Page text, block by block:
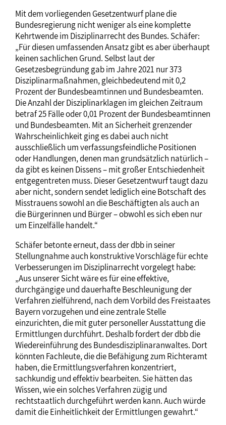
Mit dem vorliegenden Gesetzentwurf plane die
Bundesregierung nicht weniger als eine komplette
Kehrtwende im Disziplinarrecht des Bundes. Schäfer:
„Für diesen umfassenden Ansatz gibt es aber überhaupt
keinen sachlichen Grund. Selbst laut der
Gesetzesbegründung gab im Jahre 2021 nur 373
Disziplinarmaßnahmen, gleichbedeutend mit 0,2
Prozent der Bundesbeamtinnen und Bundesbeamten.
Die Anzahl der Disziplinarklagen im gleichen Zeitraum
betraf 25 Fälle oder 0,01 Prozent der Bundesbeamtinnen
und Bundesbeamten. Mit an Sicherheit grenzender
Wahrscheinlichkeit ging es dabei auch nicht
ausschließlich um verfassungsfeindliche Positionen
oder Handlungen, denen man grundsätzlich natürlich –
da gibt es keinen Dissens – mit großer Entschiedenheit
entgegentreten muss. Dieser Gesetzentwurf taugt dazu
aber nicht, sondern sendet lediglich eine Botschaft des
Misstrauens sowohl an die Beschäftigten als auch an
die Bürgerinnen und Bürger – obwohl es sich eben nur
um Einzelfälle handelt.“
Schäfer betonte erneut, dass der dbb in seiner
Stellungnahme auch konstruktive Vorschläge für echte
Verbesserungen im Disziplinarrecht vorgelegt habe:
„Aus unserer Sicht wäre es für eine effektive,
durchgängige und dauerhafte Beschleunigung der
Verfahren zielführend, nach dem Vorbild des Freistaates
Bayern vorzugehen und eine zentrale Stelle
einzurichten, die mit guter personeller Ausstattung die
Ermittlungen durchführt. Deshalb fordert der dbb die
Wiedereinführung des Bundesdisziplinaranwaltes. Dort
könnten Fachleute, die die Befähigung zum Richteramt
haben, die Ermittlungsverfahren konzentriert,
sachkundig und effektiv bearbeiten. Sie hätten das
Wissen, wie ein solches Verfahren zügig und
rechtstaatlich durchgeführt werden kann. Auch würde
damit die Einheitlichkeit der Ermittlungen gewahrt.“